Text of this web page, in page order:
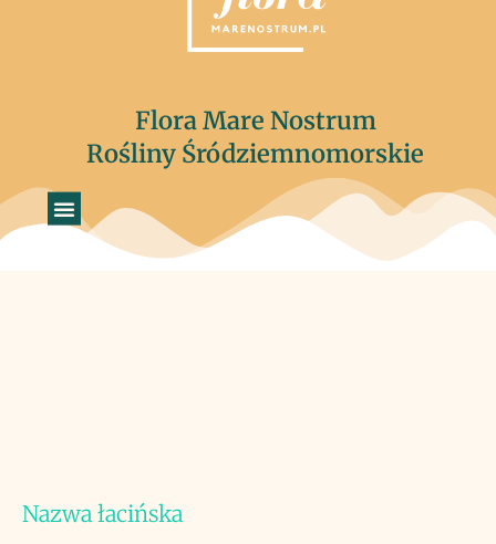
Flora Mare Nostrum
Rośliny Śródziemnomorskie
Nazwa łacińska